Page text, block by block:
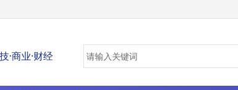
·商业·财经